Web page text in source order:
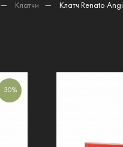
— Клатчи — Клатч Renato Angi
30%